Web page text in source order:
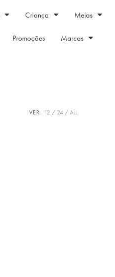
Criança Meias
Promoções Marcas
VER: 12 24 ALL